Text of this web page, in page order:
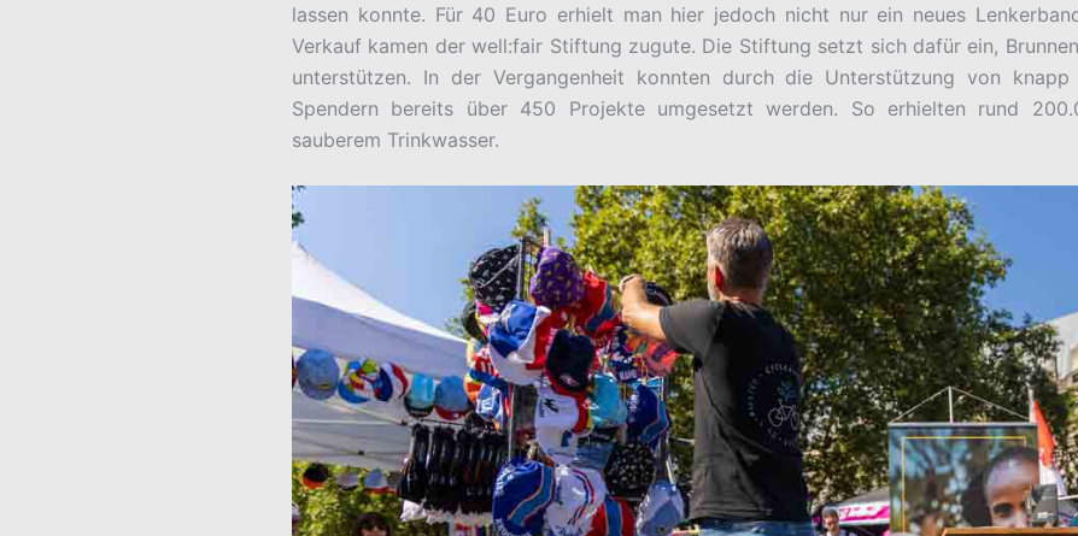
lassen konnte. Für 40 Euro erhielt man hier jedoch nicht nur ein neues
Verkauf kamen der well:fair Stiftung zugute. Die Stiftung setzt sich dafür ein,
unterstützen. In der Vergangenheit konnten durch die Unterstützung von knapp
Spendern bereits über 450 Projekte umgesetzt werden. So erhielten rund
sauberem Trinkwasser.